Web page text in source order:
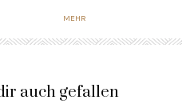
MEHR
auch gefallen